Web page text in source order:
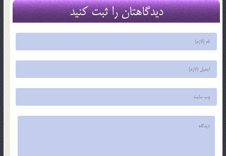
دیدگاهتان را ثبت کنید